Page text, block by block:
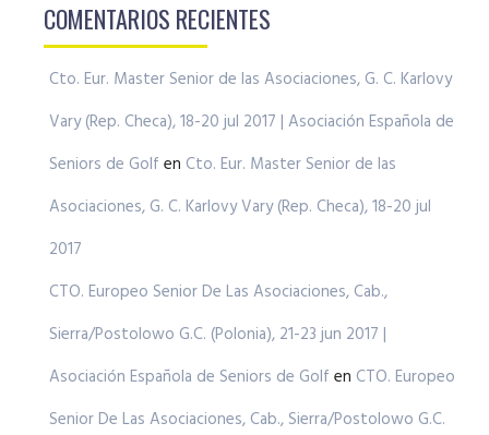
COMENTARIOS RECIENTES
Cto. Eur. Master Senior de las Asociaciones, G. C. Karlovy
Vary (Rep. Checa), 18-20 jul 2017 | Asociación Española de
Seniors de Golf en Cto. Eur. Master Senior de las
Asociaciones, G. C. Karlovy Vary (Rep. Checa), 18-20 jul
2017
CTO. Europeo Senior De Las Asociaciones, Cab.,
Sierra/Postolowo G.C. (Polonia), 21-23 jun 2017 |
Asociación Española de Seniors de Golf en CTO. Europeo
Senior De Las Asociaciones, Cab., Sierra/Postolowo G.C.